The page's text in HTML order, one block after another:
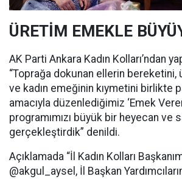
ÜRETİM EMEKLE
AK Parti Ankara Kadın Kolları’ndan
“Toprağa dokunan ellerin
ve kadın emeğinin kıymetini birlikte
amacıyla düzenlediğimiz ‘Emek
programımızı büyük bir heyecan ve
gerçekleştirdik” denildi.
Açıklamada “İl Kadın Kolları
@akgul_aysel, İl Başkan